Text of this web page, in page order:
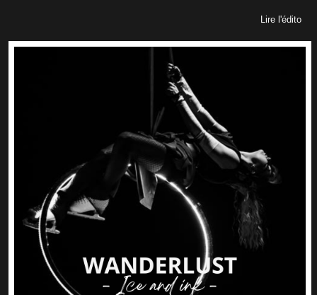
Lire l'édito